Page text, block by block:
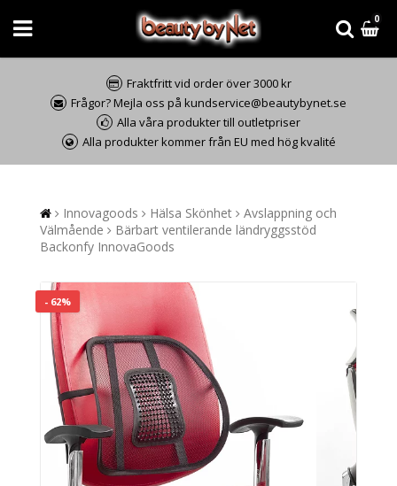
0
Fraktfritt vid order över 3000 kr
Frågor? Mejla oss på kundservice@beautybynet.se
Alla våra produkter till outletpriser
Alla produkter kommer från EU med hög kvalité
Innovagoods Hälsa Skönhet
Avslappning och
Välmående
Bärbart ventilerande ländryggsstöd
Backonfy InnovaGoods
- 62%